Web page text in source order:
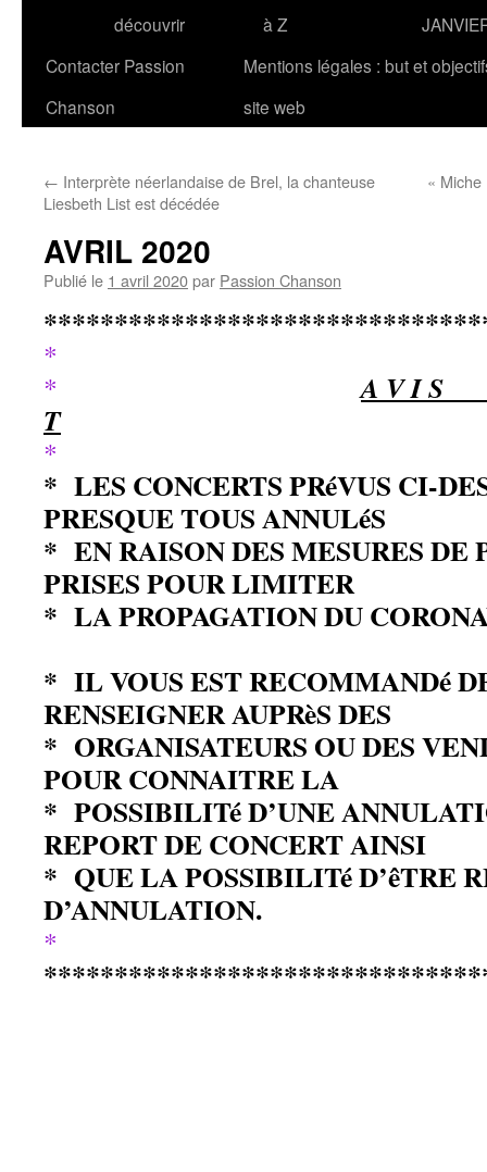
découvrir
à Z
Contacter Passion
Chanson
Mentions légales : but et
site web
← Interprète néerlandaise de Brel, la chanteuse
Liesbeth List est décédée
« Miche
AVRIL 2020
Publié le 1 avril 2020par Passion Chanson
*
*A V I S
T
*
* LES CONCERTS PRéVUS CI-
PRESQUE TOUS ANNULéS
* EN RAISON DES MESURES DE
PRISES POUR LIMITER
* LA PROPAGATION DU
* IL VOUS EST RECOMMANDé
RENSEIGNER AUPRèS DES
* ORGANISATEURS OU DES
POUR CONNAITRE LA
* POSSIBILITé D’UNE
REPORT DE CONCERT AINSI
* QUE LA POSSIBILITé D’êTRE
D’ANNULATION.
*